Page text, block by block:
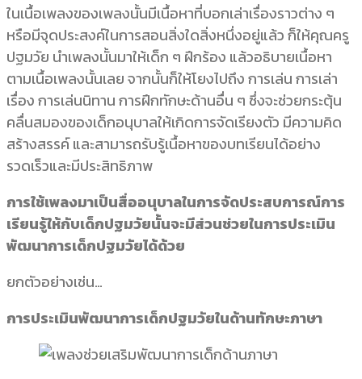
ในเนื้อเพลงของเพลงนั้นมีเนื้อหาที่บอกเล่าเรื่องราวต่าง ๆ
หรือมีจุดประสงค์ในการสอนสิ่งใดสิ่งหนึ่งอยู่แล้ว ก็ให้คุณครู
ปฐมวัย นำเพลงนั้นมาให้เด็ก ๆ ฝึกร้อง แล้วอธิบายเนื้อหา
ตามเนื้อเพลงนั้นเลย จากนั้นก็ให้โยงไปถึง การเล่น การเล่า
เรื่อง การเล่นนิทาน การฝึกทักษะด้านอื่น ๆ ซึ่งจะช่วยกระตุ้น
คลื่นสมองของเด็กอนุบาลให้เกิดการจัดเรียงตัว มีความคิด
สร้างสรรค์ และสามารถรับรู้เนื้อหาของบทเรียนได้อย่าง
รวดเร็วและมีประสิทธิภาพ
การใช้เพลงมาเป็นสื่ออนุบาลในการจัดประสบการณ์การ
เรียนรู้ให้กับเด็กปฐมวัยนั้นจะมีส่วนช่วยในการประเมิน
พัฒนาการเด็กปฐมวัยได้ด้วย
ยกตัวอย่างเช่น…
การประเมินพัฒนาการเด็กปฐมวัยในด้านทักษะภาษา